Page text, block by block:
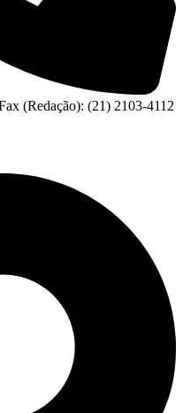
(Redação): (21) 2103-4112